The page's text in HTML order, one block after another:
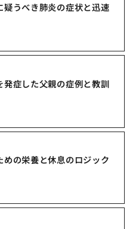
うべき肺炎の症状と迅速
症した父親の症例と教訓
の栄養と休息のロジック